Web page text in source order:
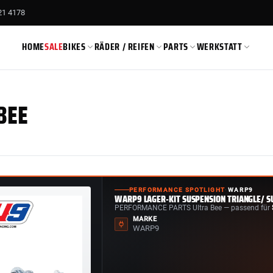
4178
HOMESALEBIKES RÄDER / REIFEN PARTS WERKSTATT
test
−4% ANGEBOT
test
test
−4% ANGEBOT
PERFORMANCE SPOTLIGHT· WARP9
WARP9 LAGER-KIT SUSPENSION TRIANGLE/
PERFORMANCE PARTS Ultra Bee — passend für
MARKE
WARP9